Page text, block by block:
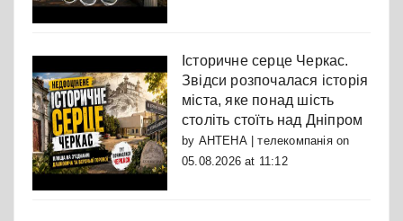
Історичне серце Черкас.
Звідси розпочалася історія
міста, яке понад шість
століть стоїть над Дніпром
by АНТЕНА | телекомпаніяon
05.08.2026 at 11:12